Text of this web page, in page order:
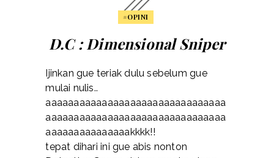
#OPINI
D.C : Dimensional Sniper
Ijinkan gue teriak dulu sebelum gue
mulai nulis..
aaaaaaaaaaaaaaaaaaaaaaaaaaaaaaaa
aaaaaaaaaaaaaaaaaaaaaaaaaaaaaaaa
aaaaaaaaaaaaaaakkkk!!
tepat dihari ini gue abis nonton